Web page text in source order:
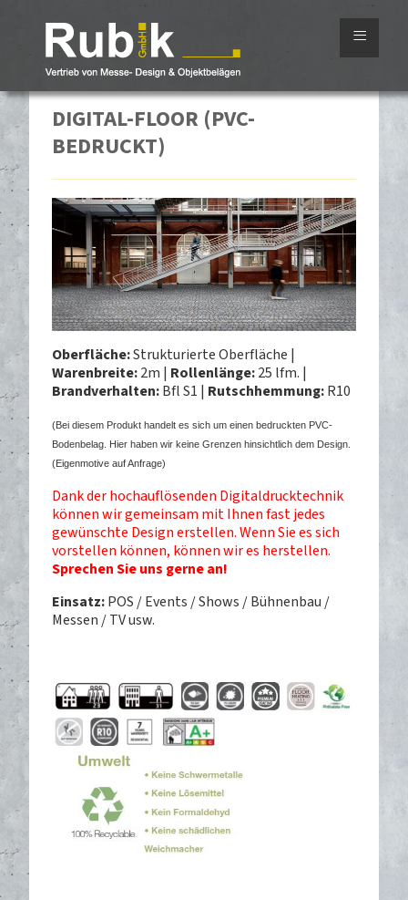
≡
DIGITAL-FLOOR (PVC-
BEDRUCKT)
Oberfläche:Strukturierte Oberfläche |
Warenbreite:2m | Rollenlänge:25 lfm. |
Brandverhalten:Bfl S1 | Rutschhemmung:R10
(Bei diesem Produkt handelt es sich um einen bedruckten PVC-
Bodenbelag. Hier haben wir keine Grenzen hinsichtlich dem Design.
(Eigenmotive auf Anfrage)
Dank der hochauflösenden Digitaldrucktechnik
können wir gemeinsam mit Ihnen fast jedes
gewünschte Design erstellen.Wenn Sie es sich
vorstellen können, können wir es herstellen.
Sprechen Sie uns gerne an!
Einsatz:POS / Events / Shows / Bühnenbau /
Messen / TV usw.